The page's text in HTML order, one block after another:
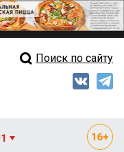
Свежий выпускПоиск по сайту